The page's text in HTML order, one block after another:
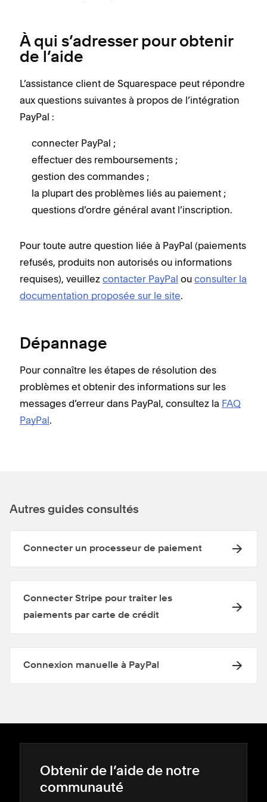
À qui s’adresser pour obtenir
de l’aide
L’assistance client de Squarespace peut répondre
aux questions suivantes à propos de l’intégration
PayPal :
connecter PayPal ;
effectuer des remboursements ;
gestion des commandes ;
la plupart des problèmes liés au paiement ;
questions d’ordre général avant l’inscription.
Pour toute autre question liée à PayPal (paiements
refusés, produits non autorisés ou informations
requises), veuillez contacter PayPal ou consulter la
documentation proposée sur le site.
Dépannage
Pour connaître les étapes de résolution des
problèmes et obtenir des informations sur les
messages d’erreur dans PayPal, consultez la FAQ
PayPal.
Autres guides consultés
Connecter un processeur de paiement
Connecter Stripe pour traiter les
paiements par carte de crédit
Connexion manuelle à PayPal
Obtenir de l’aide de notre
communauté